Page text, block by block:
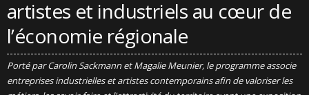
artistes et industriels au cœur de
l’économie régionale
Porté par Carolin Sackmann et Magalie Meunier, le programme associe
entreprises industrielles et artistes contemporains afin de valoriser les